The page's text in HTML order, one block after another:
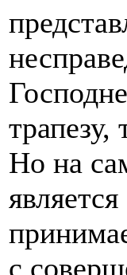
Но на
с